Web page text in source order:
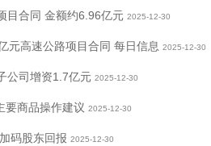
目合同 金额约6.96亿元 2025-12-30
元高速公路项目合同 每日信息 2025-12-30
公司增资1.7亿元 2025-12-30
要商品操作建议 2025-12-30
码股东回报 2025-12-30